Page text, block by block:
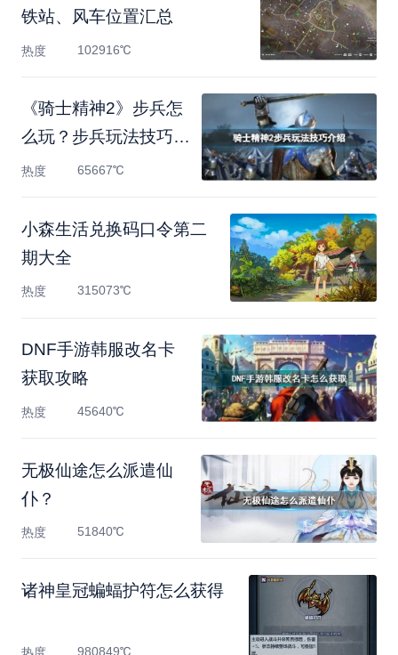
铁站、风车位置汇总
热度 102916℃
《骑士精神2》步兵怎
么玩？步兵玩法技巧介
绍
热度 65667℃
小森生活兑换码口令第二
期大全
热度 315073℃
DNF手游韩服改名卡
获取攻略
热度 45640℃
无极仙途怎么派遣仙
仆？
热度 51840℃
诸神皇冠蝙蝠护符怎么获得
980849℃